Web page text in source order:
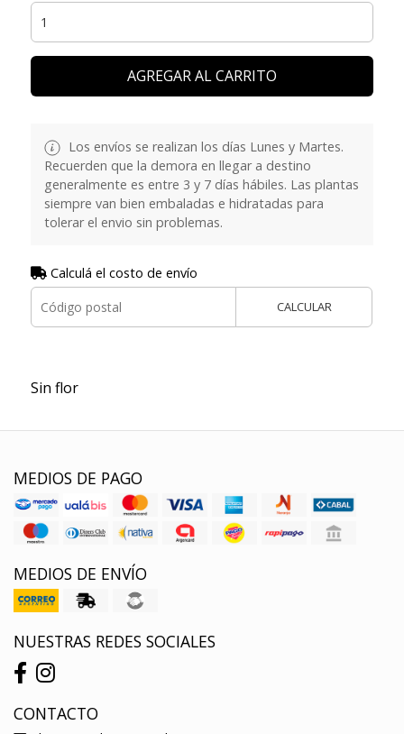
AGREGAR AL CARRITO
Los envíos se realizan los días Lunes y Martes.
Recuerden que la demora en llegar a destino
generalmente es entre 3 y 7 días hábiles. Las plantas
siempre van bien embaladas e hidratadas para
tolerar el envio sin problemas.
Calculá el costo de envío
CALCULAR
Sin flor
MEDIOS DE PAGO
MEDIOS DE ENVÍO
NUESTRAS REDES SOCIALES
CONTACTO